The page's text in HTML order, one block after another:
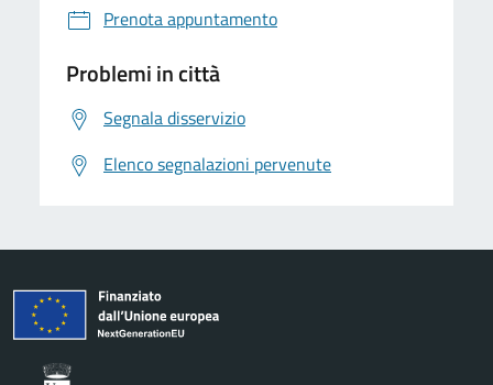
Prenota appuntamento
Problemi in città
Segnala disservizio
Elenco segnalazioni pervenute